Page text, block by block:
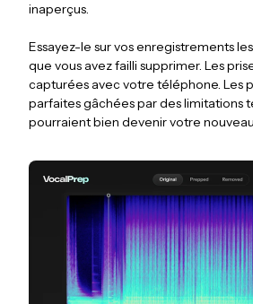
inaperçus.
Essayez-le sur vos enregistrements
que vous avez failli supprimer. Les
capturées avec votre téléphone. Les
parfaites gâchées par des limitations
pourraient bien devenir votre